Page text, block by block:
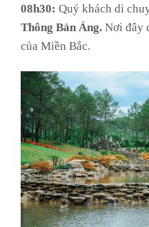
08h30: Quý khách di
Thông Bản Áng. Nơi đây
của Miền Bắc.